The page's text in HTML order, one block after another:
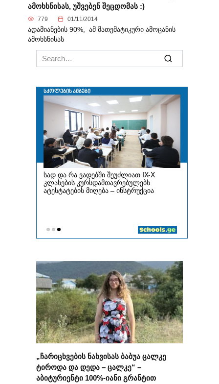
ამოხსნისას, უშვებენ შეცდომას :)
779 01/11/2014
ადამიანების 90%, ამ მათემატიკური ამოცანის
ამოხსნისას
Search
for:
„ჩარიცხვების ნახვისას ბაბუა ცალკე
ტიროდა და დედა – ცალკე“ –
აბიტურიენტი 100%-იანი გრანტით